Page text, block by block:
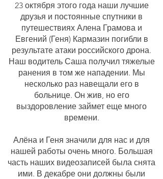
23 октября этого года наши лучшие
друзья и постоянные спутники в
путешествиях Алена Грамова и
Евгений (Геня) Кармазин погибли в
результате атаки российского дрона.
Наш водитель Саша получил тяжелые
ранения в том же нападении. Мы
несколько раз навещали его в
больнице. Он жив, но его
выздоровление займет еще много
времени.
Алёна и Геня значили для нас и для
нашей работы очень много. Большая
часть наших видеозаписей была снята
ими. В декабре они должны были